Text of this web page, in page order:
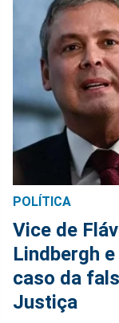
POLÍTICA
Vice de
Lindbergh
caso da
Justiça